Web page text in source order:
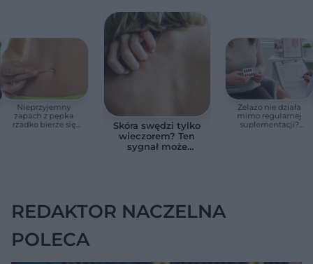
Nieprzyjemny
zapach z pępka
rzadko bierze się
Skóra swędzi tylko
wieczorem? Ten
sygnał może
Żelazo nie działa
mimo regularnej
suplementacji?
REDAKTOR NACZELNA
POLECA